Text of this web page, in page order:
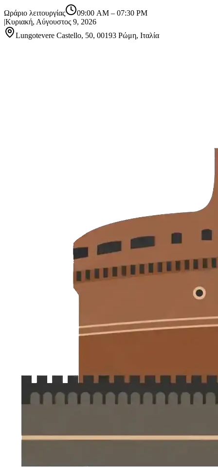
Ωράριο λειτουργίας 09:00 AM – 07:30 PM
|Κυριακή, Αύγουστος 9, 2026
Lungotevere Castello, 50, 00193 Ρώμη, Ιταλία